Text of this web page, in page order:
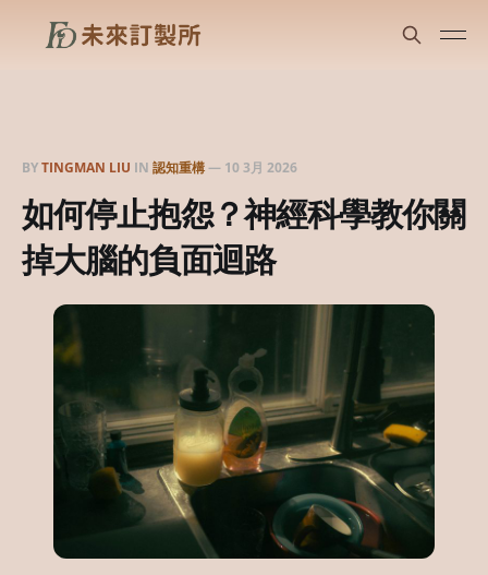
BYTINGMAN LIU IN 認知重構— 10 3月 2026
如何停止抱怨？神經科學教你關
掉大腦的負面迴路